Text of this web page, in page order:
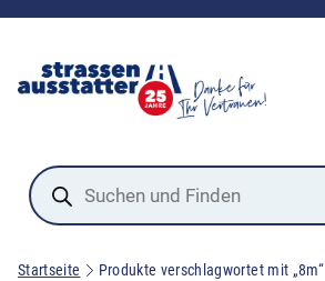
Products
search
Startseite Produkte verschlagwortet mit „8m“